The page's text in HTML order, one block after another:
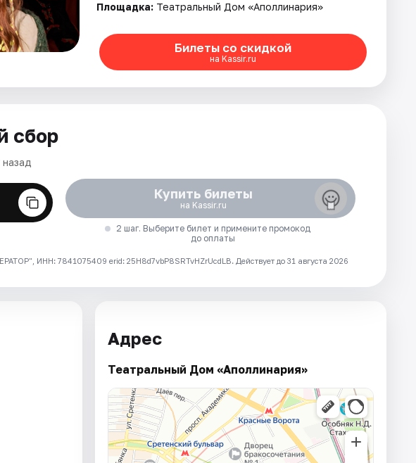
Площадка: Театральный Дом «Аполлинария»
Билеты со скидкой
на Kassir.ru
сбор
Купить билеты
на Kassir.ru
2 шаг. Выберите билет и примените промокод
до оплаты
ИНН: 7841075409 erid: 25H8d7vbP8SRTvHZrUcdLB. Действует до 31 августа 2026
Адрес
Театральный Дом «Аполлинария»